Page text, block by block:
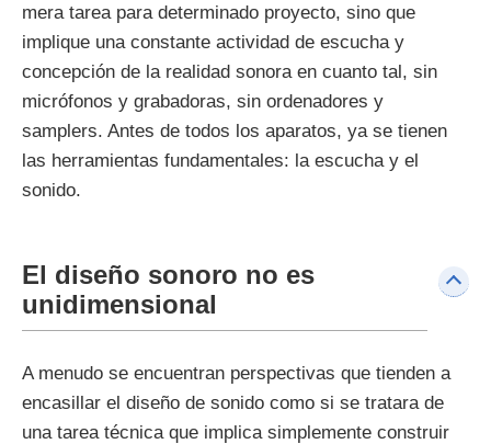
mera tarea para determinado proyecto, sino que
implique una constante actividad de escucha y
concepción de la realidad sonora en cuanto tal, sin
micrófonos y grabadoras, sin ordenadores y
samplers. Antes de todos los aparatos, ya se tienen
las herramientas fundamentales: la escucha y el
sonido.
El diseño sonoro no es
unidimensional
A menudo se encuentran perspectivas que tienden a
encasillar el diseño de sonido como si se tratara de
una tarea técnica que implica simplemente construir